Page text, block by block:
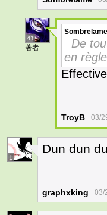
41
著者
Sombrelame
De
en
TroyB 03/
1
Dun dun
graphxking 03/